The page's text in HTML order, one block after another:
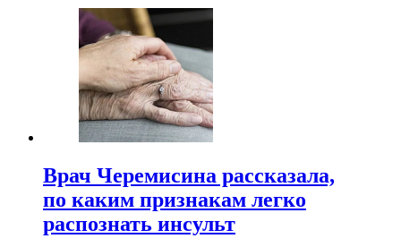
Врач Черемисина рассказала,
по каким признакам легко
распознать инсульт